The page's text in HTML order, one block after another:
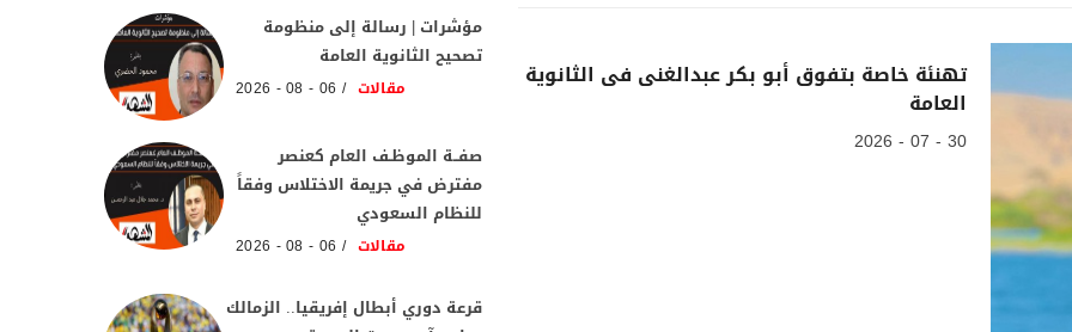
تهنئة خاصة بتفوق أبو بكر عبدالغنى فى الثانوية
العامة
30 - 07 - 2026
مؤشرات | رسالة إلى منظومة
تصحيح الثانوية العامة
مقالات 06 - 08 - 2026
صفــة الموظـف العام كعنصر
مفترض في جريمة الاختلاس وفقاً
للنظام السعودي
مقالات 06 - 08 - 2026
قرعة دوري أبطال إفريقيا.. الزمالك